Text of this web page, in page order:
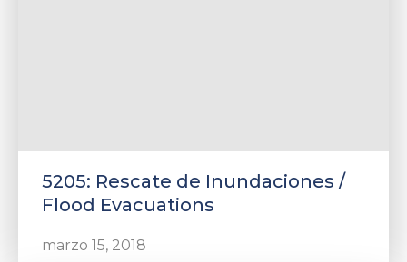
5205: Rescate de Inundaciones /
Flood Evacuations
marzo 15, 2018